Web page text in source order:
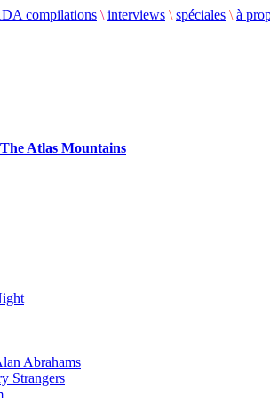
compilations \ interviews \ spéciales \ à
Atlas Mountains
Abrahams
Strangers